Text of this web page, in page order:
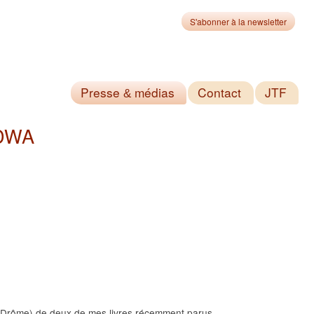
S'abonner à la newsletter
JTF
Contact
Presse&médias